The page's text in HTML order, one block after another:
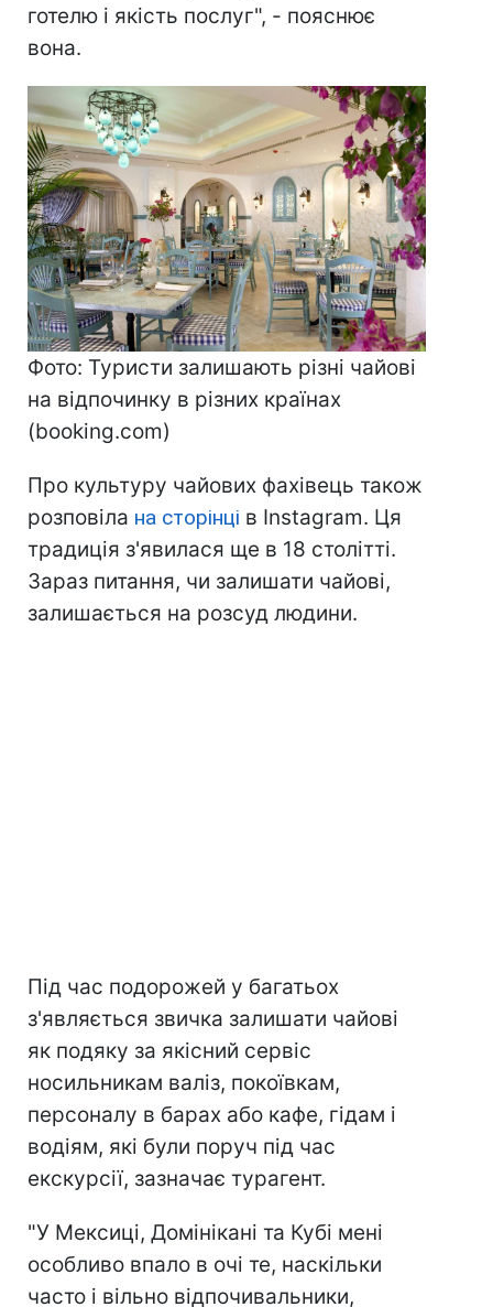
готелю і якість послуг", - пояснює
вона.
Фото: Туристи залишають різні чайові
на відпочинку в різних країнах
(booking.com)
Про культуру чайових фахівець також
розповіла на сторінці в Instagram. Ця
традиція з'явилася ще в 18 столітті.
Зараз питання, чи залишати чайові,
залишається на розсуд людини.
Під час подорожей у багатьох
з'являється звичка залишати чайові
як подяку за якісний сервіс
носильникам валіз, покоївкам,
персоналу в барах або кафе, гідам і
водіям, які були поруч під час
екскурсії, зазначає турагент.
"У Мексиці, Домінікані та Кубі мені
особливо впало в очі те, наскільки
часто і вільно відпочивальники,